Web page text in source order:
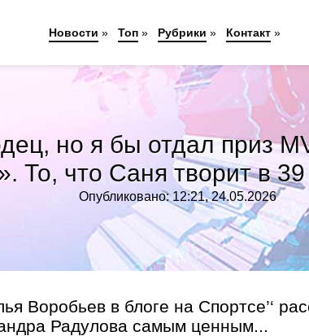
но я бы отдал приз
То, что Саня творит в
Опубликовано: 12:21, 24.05.2026
Воробьев в блоге на Спортсе’‘
Радулова самым ценным...
Новости » Топ » Рубрики » Контакт »